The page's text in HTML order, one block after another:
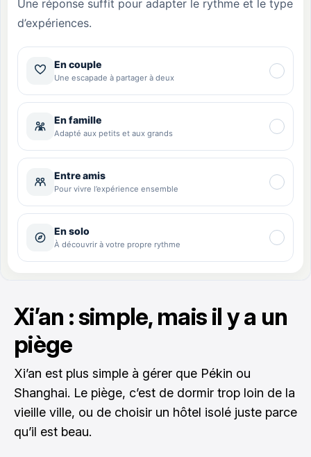
Xi’an : simple, mais il y a un
piège
Xi’an est plus simple à gérer que Pékin ou
Shanghai. Le piège, c’est de dormir trop loin de la
vieille ville, ou de choisir un hôtel isolé juste parce
qu’il est beau.